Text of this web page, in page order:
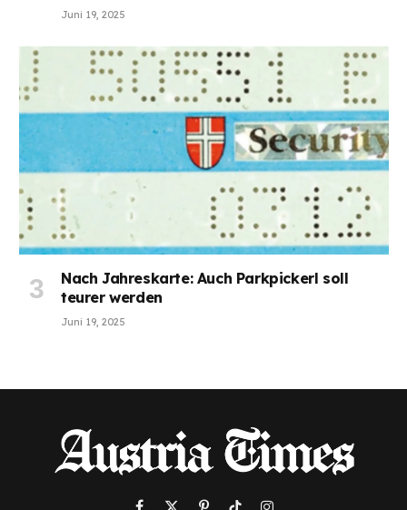
Juni 19, 2025
Nach Jahreskarte: Auch Parkpickerl soll
teurer werden
Juni 19, 2025